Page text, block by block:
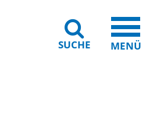
SUCHE MENÜ